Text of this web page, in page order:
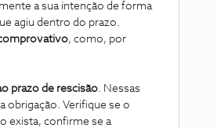
a sua intenção de forma
agiu dentro do prazo.
, como, por
prazo de rescisão. Nessas
obrigação. Verifique se o
exista, confirme se a